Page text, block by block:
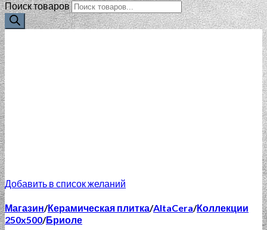
Поиск товаров
Добавить в список желаний
Магазин/Керамическая плитка/AltaCera/Коллекции
250x500/Бриоле